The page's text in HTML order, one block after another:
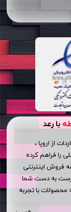
با رعد
از اروپا ،
را فراهم کرده
فروش اینترنتی
درست به دست شما
با تجربه